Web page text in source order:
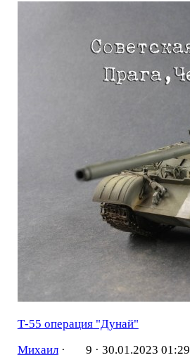
Т-55 операция "Дунай"
Михаил· 9 · 30.01.2023 01:29